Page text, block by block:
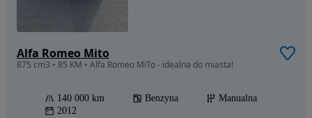
Alfa Romeo Mito
875 cm3 • 85 KM • Alfa Romeo MiTo - idealna do miasta!
140 000 km Benzyna
Manualna
2012